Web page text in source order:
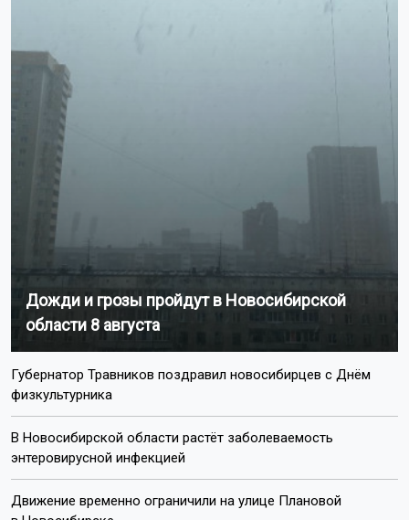
Дожди и грозы пройдут в Новосибирской
области 8 августа
Губернатор Травников поздравил новосибирцев с Днём
физкультурника
В Новосибирской области растёт заболеваемость
энтеровирусной инфекцией
Движение временно ограничили на улице Плановой